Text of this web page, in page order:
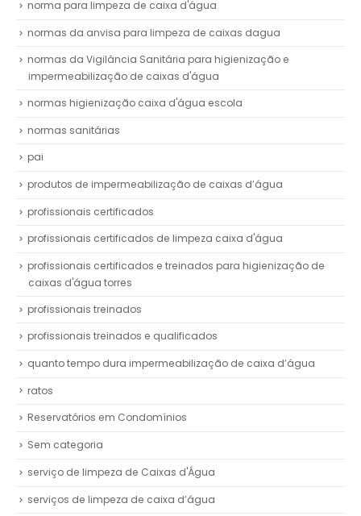
norma para limpeza de caixa d'água
normas da anvisa para limpeza de caixas dagua
normas da Vigilância Sanitária para higienização e
impermeabilização de caixas d'água
normas higienização caixa d'água escola
normas sanitárias
pai
produtos de impermeabilização de caixas d’água
profissionais certificados
profissionais certificados de limpeza caixa d'água
profissionais certificados e treinados para higienização de
caixas d'água torres
profissionais treinados
profissionais treinados e qualificados
quanto tempo dura impermeabilização de caixa d’água
ratos
Reservatórios em Condomínios
Sem categoria
serviço de limpeza de Caixas d'Água
serviços de limpeza de caixa d’água